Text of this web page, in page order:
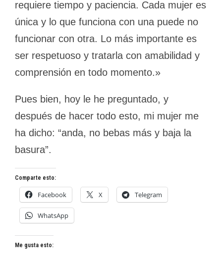
requiere tiempo y paciencia. Cada mujer es
única y lo que funciona con una puede no
funcionar con otra. Lo más importante es
ser respetuoso y tratarla con amabilidad y
comprensión en todo momento.»
Pues bien, hoy le he preguntado, y
después de hacer todo esto, mi mujer me
ha dicho: “anda, no bebas más y baja la
basura”.
Comparte esto:
Facebook X Telegram
WhatsApp
Me gusta esto: